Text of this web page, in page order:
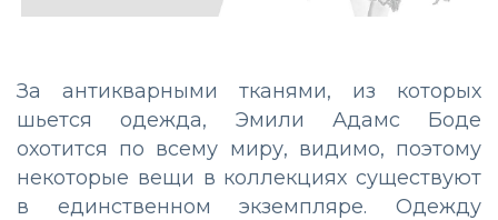
За антикварными тканями, из которых
шьется одежда, Эмили Адамс Боде
охотится по всему миру, видимо, поэтому
некоторые вещи в коллекциях существуют
в единственном экземпляре. Одежду